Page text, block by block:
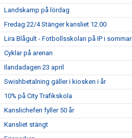
Landskamp på lördag
Fredag 22/4 Stänger kansliet 12.00
Lira Blågult - Fotbollsskolan på IP i sommar
Cyklar på arenan
Ilandadagen 23 april
Swishbetalning gäller i kiosken i år
10% på City Trafikskola
Kanslichefen fyller 50 år
Kansliet stängt